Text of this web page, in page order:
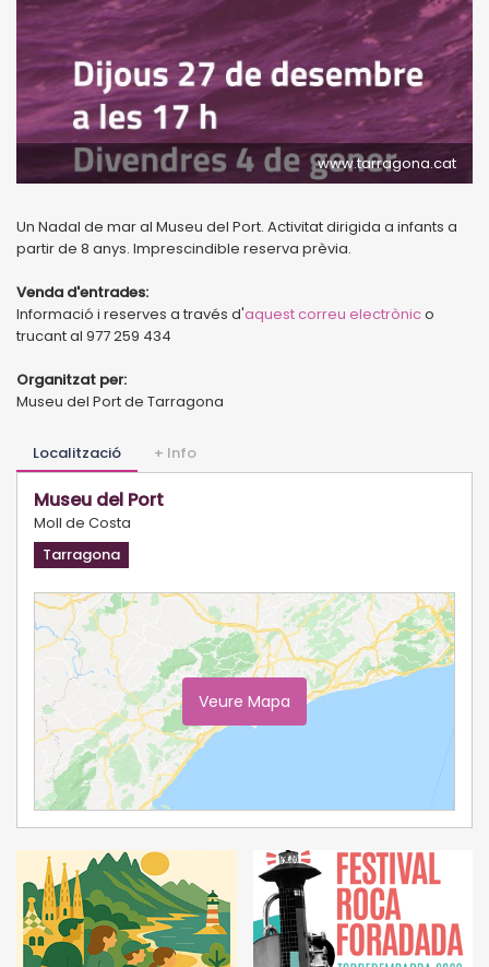
www.tarragona.cat
Un Nadal de mar al Museu del Port. Activitat dirigida a infants a
partir de 8 anys. Imprescindible reserva prèvia.
Venda d'entrades:
Informació i reserves a través d'aquest correu electrònico
trucant al 977 259 434
Organitzat per:
Museu del Port de Tarragona
Localització + Info
Museu del Port
Moll de Costa
Tarragona
Veure Mapa